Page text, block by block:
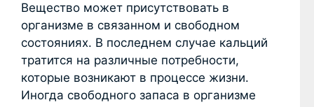
Вещество может присутствовать в
организме в связанном и свободном
состояниях. В последнем случае кальций
тратится на различные потребности,
которые возникают в процессе жизни.
Иногда свободного запаса в организме